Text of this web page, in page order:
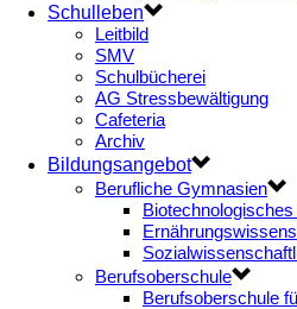
Schulleben
Leitbild
SMV
Schulbücherei
AG Stressbewältigung
Cafeteria
Archiv
Bildungsangebot
Berufliche Gymnasien
Berufsoberschule
Berufsoberschule